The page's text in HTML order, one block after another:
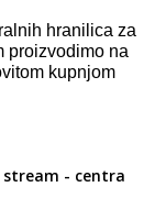
hranilica za
proizvodimo na
kupnjom
stream - centra